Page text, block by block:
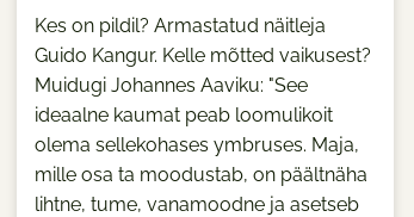
Kes on pildil? Armastatud näitleja
Guido Kangur. Kelle mõtted vaikusest?
Muidugi Johannes Aaviku: "See
ideaalne kaumat peab loomulikoit
olema sellekohases ymbruses. Maja,
mille osa ta moodustab, on päältnäha
lihtne, tume, vanamoodne ja asetseb